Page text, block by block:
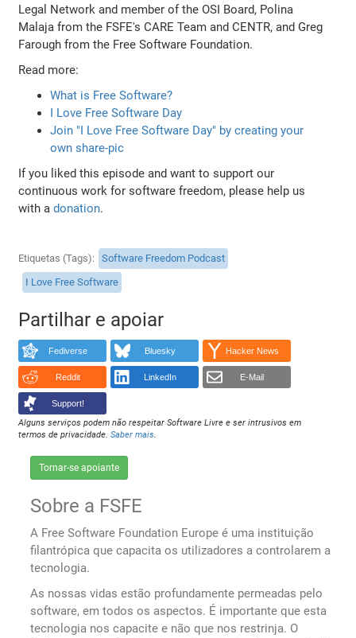
Legal Network and member of the OSI Board, Polina
Malaja from the FSFE's CARE Team and CENTR, and Greg
Farough from the Free Software Foundation.
Read more:
What is Free Software?
I Love Free Software Day
Join "I Love Free Software Day" by creating your
own share-pic
If you liked this episode and want to support our
continuous work for software freedom, please help us
with adonation.
Etiquetas (Tags)
Software Freedom Podcast
I Love Free Software
Partilhar e apoiar
Fediverse Bluesky Hacker News
Reddit LinkedIn E-Mail
Support!
Alguns serviços podem não respeitar Software Livre e ser intrusivos em
termos de privacidade.Saber mais.
Tornar-se apoiante
Sobre a FSFE
A Free Software Foundation Europe é uma instituição
filantrópica que capacita os utilizadores a controlarem a
tecnologia.
As nossas vidas estão profundamente permeadas pelo
software, em todos os aspectos. É importante que esta
tecnologia nos capacite e não que nos restrinja. O